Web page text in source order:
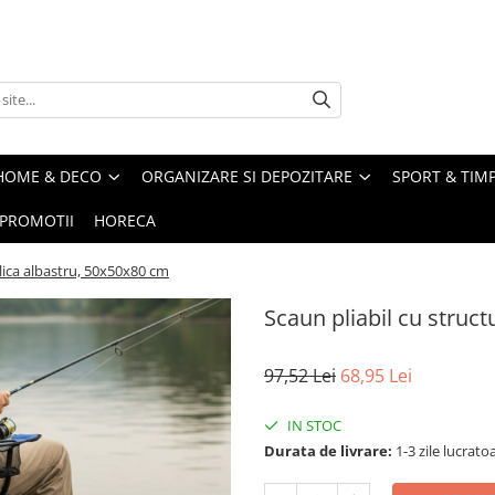
& DECO ORGANIZARE SI DEPOZITARE SPORT &
PROMOTII HORECA
albastru, 50x50x80 cm
Scaun pliabil cu
97,52 Lei 68,95 Lei
IN STOC
Durata de livrare: 1-3 zile